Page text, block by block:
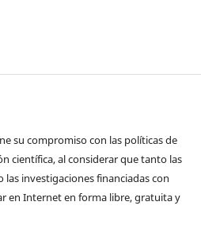
su compromiso con las políticas de
científica, al considerar que tanto las
las investigaciones financiadas con
en Internet en forma libre, gratuita y